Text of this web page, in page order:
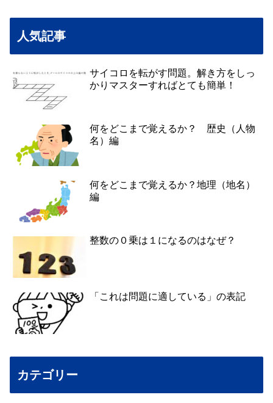
人気記事
サイコロを転がす問題。解き方をしっ
かりマスターすればとても簡単！
何をどこまで覚えるか？ 歴史（人物
名）編
何をどこまで覚えるか？地理（地名）
編
整数の０乗は１になるのはなぜ？
「これは問題に適している」の表記
カテゴリー